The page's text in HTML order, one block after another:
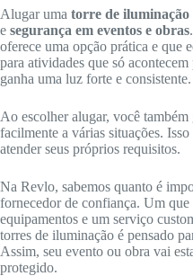
Alugar uma torre de iluminação
e segurança em eventos e obras
oferece uma opção prática e que
para atividades que só
ganha uma luz forte e consistente.
Ao escolher alugar, você também
facilmente a várias situações.
atender seus próprios requisitos.
Na Revlo, sabemos quanto é
fornecedor de confiança. Um
equipamentos e um serviço
torres de iluminação é pensado
Assim, seu evento ou obra vai
protegido.